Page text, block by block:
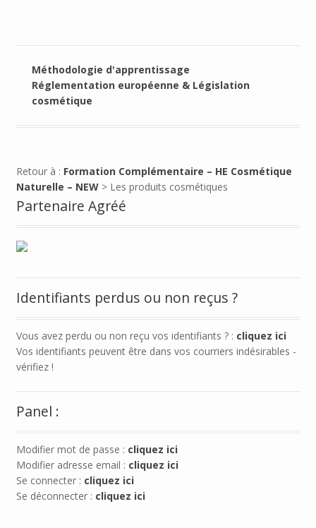
Méthodologie d'apprentissage
Réglementation européenne & Législation
cosmétique
Retour à : Formation Complémentaire – HE Cosmétique
Naturelle – NEW> Les produits cosmétiques
Partenaire Agréé
Identifiants perdus ou non reçus ?
Vous avez perdu ou non reçu vos identifiants ? : cliquez ici
Vos identifiants peuvent être dans vos courriers indésirables -
vérifiez !
Panel :
Modifier mot de passe : cliquez ici
Modifier adresse email : cliquez ici
Se connecter : cliquez ici
Se déconnecter : cliquez ici